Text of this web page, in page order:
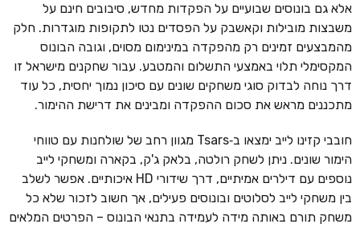
אלא גם בונוסים שבועיים על הפקדות מחדש, סיבובים חינם על
משבצות מובילות וקאשבק על הפסדים נטו לתקופות מוגדרות. חלק
מהמבצעים זמינים רק מהפקדה במינימום מסוים, וגובה הבונוס
המקסימלי תלוי באמצעי התשלום והמטבע. עבור שחקנים מישראל זו
דרך נוחה לבדוק סוגי משחקים שונים עם סיכון נמוך יחסית, כל עוד
מתכננים מראש את סכום ההפקדה ומבינים את דרישת ההימור.
חובבי קזינו לייב ימצאו ב‑Tsars מגוון רחב של שולחנות עם טווחי
הימור שונים. ניתן לשחק רולטה, בלאק ג'ק, בקארה ומשחקי לייב
נוספים עם דילרים אמיתיים, דרך שידורי HD איכותיים. אפשר לשלב
בין משחקי לייב לסלוטים ובונוסים פעילים, אך חשוב לזכור שלא כל
משחק תורם באותה מידה לעמידה בתנאי הבונוס – הפרטים המלאים